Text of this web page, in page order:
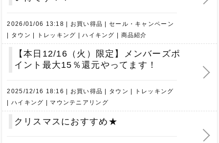
2026/01/06 13:18 お買い得品
セール・キャンペーン
タウン
トレッキング ハイキング 商品紹介
【本日12/16（火）限定】メンバーズポ
イント最大15％還元やってます！
2025/12/16 18:16 お買い得品 タウン
トレッキング
ハイキング
マウンテニアリング
クリスマスにおすすめ★